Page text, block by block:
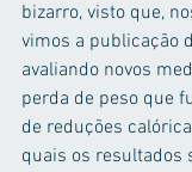
bizarro, visto que,
vimos a publicação
avaliando novos
perda de peso que
de reduções
quais os resultados